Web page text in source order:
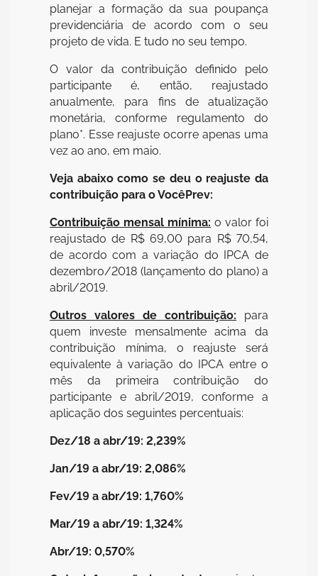
planejar a formação da sua poupança
previdenciária de acordo com o seu
projeto de vida. E tudo no seu tempo.
O valor da contribuição definido pelo
participante é, então, reajustado
anualmente, para fins de atualização
monetária, conforme regulamento do
plano*. Esse reajuste ocorre apenas uma
vez ao ano, em maio.
Veja abaixo como se deu o reajuste da
contribuição para o VocêPrev:
Contribuição mensal mínima: o valor foi
reajustado de R$ 69,00 para R$ 70,54,
de acordo com a variação do IPCA de
dezembro/2018 (lançamento do plano) a
abril/2019.
Outros valores de contribuição: para
quem investe mensalmente acima da
contribuição mínima, o reajuste será
equivalente à variação do IPCA entre o
mês da primeira contribuição do
participante e abril/2019, conforme a
aplicação dos seguintes percentuais:
Dez/18 a abr/19: 2,239%
Jan/19 a abr/19: 2,086%
Fev/19 a abr/19: 1,760%
Mar/19 a abr/19: 1,324%
Abr/19: 0,570%